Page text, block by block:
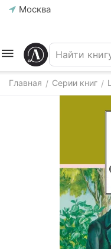
Москва
Главная / Серии книг /